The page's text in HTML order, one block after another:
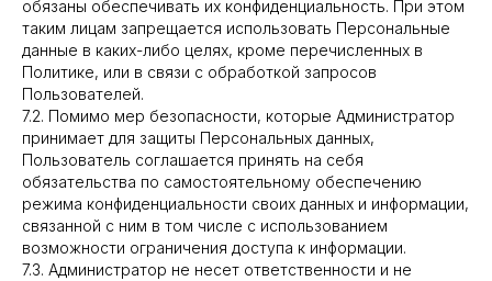
обязаны обеспечивать их конфиденциальность. При этом
таким лицам запрещается использовать Персональные
данные в каких-либо целях, кроме перечисленных в
Политике, или в связи с обработкой запросов
Пользователей.
7.2. Помимо мер безопасности, которые Администратор
принимает для защиты Персональных данных,
Пользователь соглашается принять на себя
обязательства по самостоятельному обеспечению
режима конфиденциальности своих данных и информации,
связанной с ним в том числе с использованием
возможности ограничения доступа к информации.
7.3. Администратор не несет ответственности и не